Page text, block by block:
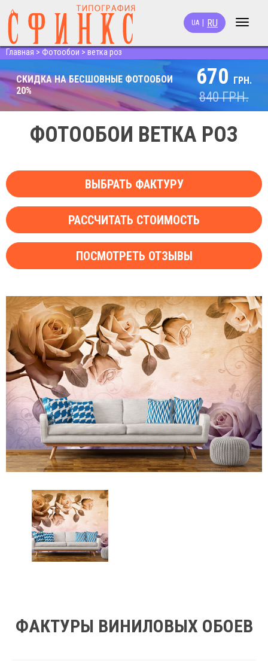
Toggle
UA RU
Главная > Фотообои > ветка роз
СКИДКА НА БЕСШОВНЫЕ ФОТООБОИ
20%
670 ГРН.
840ГРН.
ФОТООБОИ ВЕТКА РОЗ
ВЫБРАТЬ ФАКТУРУ
РАССЧИТАТЬ СТОИМОСТЬ
ПОСМОТРЕТЬ ОТЗЫВЫ
ФАКТУРЫ ВИНИЛОВЫХ ОБОЕВ